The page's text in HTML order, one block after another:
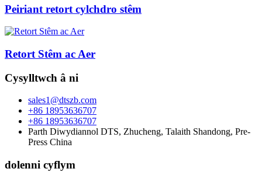
Peiriant retort cylchdro stêm
Retort Stêm ac Aer
Cysylltwch â ni
sales1@dtszb.com
+86 18953636707
+86 18953636707
Parth Diwydiannol DTS, Zhucheng, Talaith Shandong, Pre-
Press China
dolenni cyflym